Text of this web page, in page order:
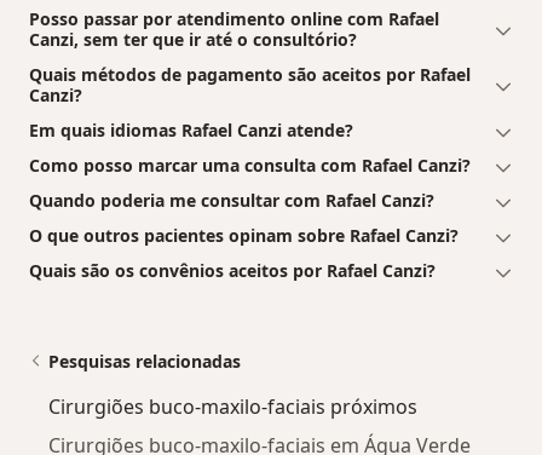
Posso passar por atendimento online com Rafael
Canzi, sem ter que ir até o consultório?
Quais métodos de pagamento são aceitos por Rafael
Canzi?
Em quais idiomas Rafael Canzi atende?
Como posso marcar uma consulta com Rafael Canzi?
Quando poderia me consultar com Rafael Canzi?
O que outros pacientes opinam sobre Rafael Canzi?
Quais são os convênios aceitos por Rafael Canzi?
Pesquisas relacionadas
Cirurgiões buco-maxilo-faciais próximos
Cirurgiões buco-maxilo-faciais em Água Verde